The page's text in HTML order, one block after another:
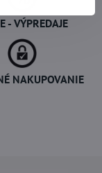
- VÝPREDAJE
NAKUPOVANIE